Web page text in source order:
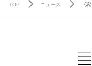
TOP ニュース 〈